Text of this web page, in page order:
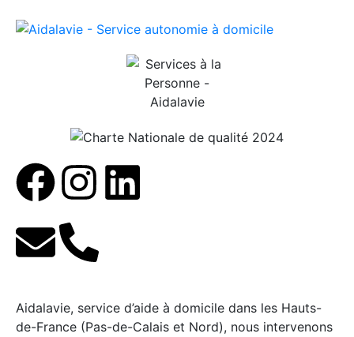
Aidalavie, service d’aide à domicile dans les Hauts-
de-France (Pas-de-Calais et Nord), nous intervenons